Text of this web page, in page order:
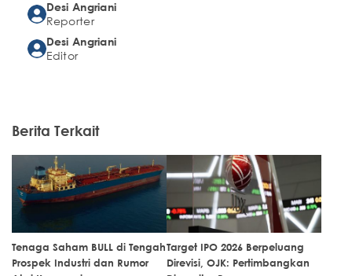
Desi Angriani
Reporter
Desi Angriani
Editor
Berita Terkait
Tenaga Saham BULL di Tengah
Prospek Industri dan Rumor
Target IPO 2026 Berpeluang
Direvisi, OJK: Pertimbangkan